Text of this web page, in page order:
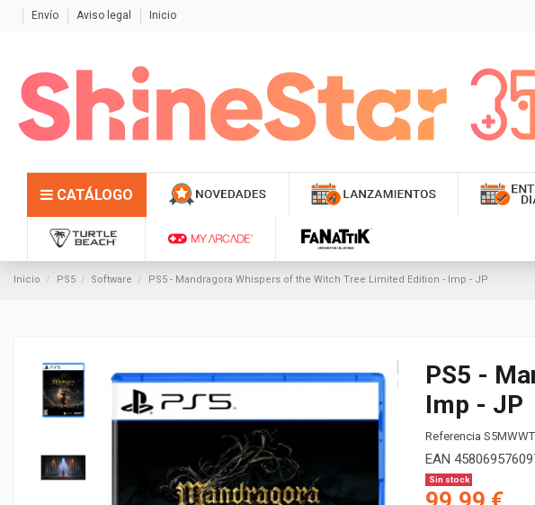
Envío Aviso legal Inicio
CATÁLOGO
Inicio PS5 Software PS5 - Mandragora Whispers of the Witch Tree Limited Edition - Imp - JP
PS5 -
Imp - JP
Referencia
EAN
Sin stock